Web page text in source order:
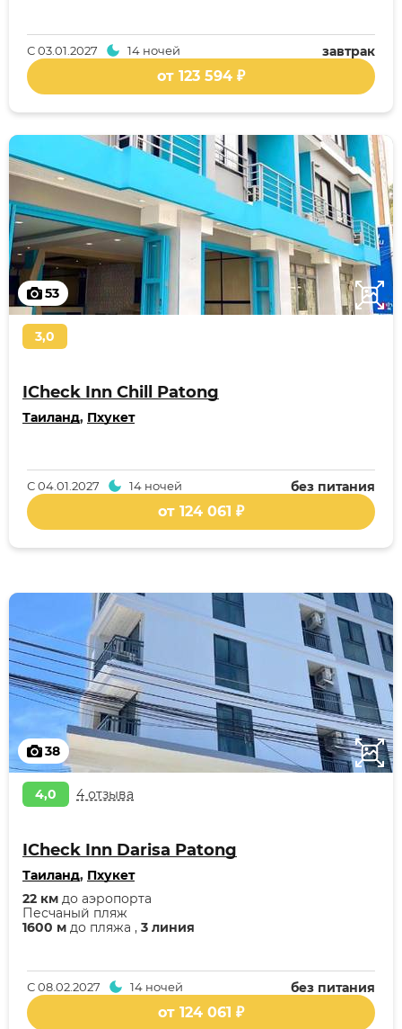
завтрак
С03.01.2027 14 ночей
от 123 594 ₽
53
3,0
ICheck Inn Chill Patong
Таиланд, Пхукет
без питания
С04.01.2027 14 ночей
от 124 061 ₽
38
4,0 4 отзыва
ICheck Inn Darisa Patong
Таиланд, Пхукет
1600 м до пляжа , 3 линия
Песчаный пляж
22 км до аэропорта
без питания
С08.02.2027 14 ночей
от 124 061 ₽